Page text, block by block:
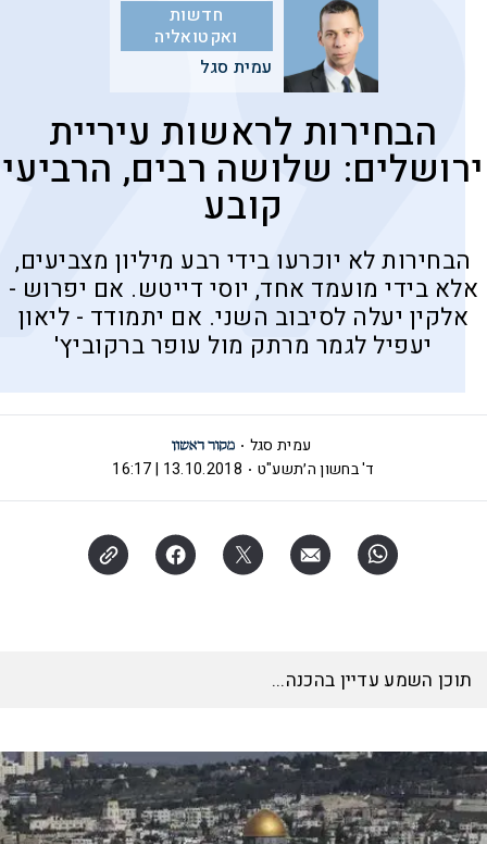
חדשות
ואקטואליה
עמית סגל
הבחירות לראשות עיריית
ירושלים: שלושה רבים, הרביעי
קובע
הבחירות לא יוכרעו בידי רבע מיליון מצביעים,
אלא בידי מועמד אחד, יוסי דייטש. אם יפרוש -
אלקין יעלה לסיבוב השני. אם יתמודד - ליאון
יעפיל לגמר מרתק מול עופר ברקוביץ'
עמית סגל
ד' בחשון ה׳תשע"ט
13.10.2018 | 16:17
תוכן השמע עדיין בהכנה...